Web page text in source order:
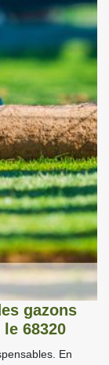
gazons
68320
En